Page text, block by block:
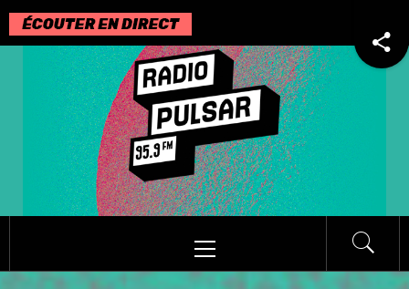
Passer
au
contenu
principal